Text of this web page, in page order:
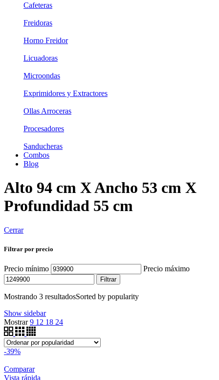
Cafeteras
Freidoras
Horno Freidor
Licuadoras
Microondas
Exprimidores y Extractores
Ollas Arroceras
Procesadores
Sanducheras
Combos
Blog
Alto 94 cm X Ancho 53 cm X
Profundidad 55 cm
Cerrar
Filtrar por precio
Precio mínimo Precio máximo
Filtrar
Mostrando 3 resultadosSorted by popularity
Show sidebar
Mostrar9 12 18 24
-39%
Comparar
Vista rápida